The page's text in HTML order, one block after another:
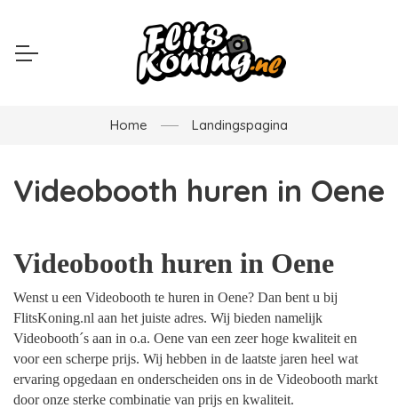
Home Landingspagina
Videobooth huren in Oene
Videobooth huren in Oene
Wenst u een Videobooth te huren in Oene? Dan bent u bij
FlitsKoning.nl aan het juiste adres. Wij bieden namelijk
Videobooth´s aan in o.a. Oene van een zeer hoge kwaliteit en
voor een scherpe prijs. Wij hebben in de laatste jaren heel wat
ervaring opgedaan en onderscheiden ons in de Videobooth markt
door onze sterke combinatie van prijs en kwaliteit.